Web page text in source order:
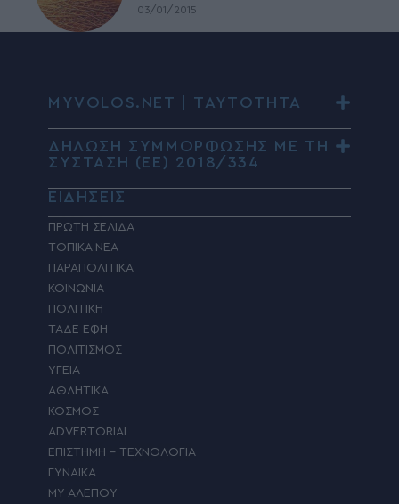
03/01/2015
MYVOLOS.NET | ΤΑΥΤΟΤΗΤΑ
ΔΗΛΩΣΗ ΣΥΜΜΟΡΦΩΣΗΣ ΜΕ ΤΗ
ΣΥΣΤΑΣΗ (ΕΕ) 2018/334
ΕΙΔΗΣΕΙΣ
ΠΡΩΤΗ ΣΕΛΙΔΑ
ΤΟΠΙΚΑ ΝΕΑ
ΠΑΡΑΠΟΛΙΤΙΚΑ
ΚΟΙΝΩΝΙΑ
ΠΟΛΙΤΙΚΗ
ΤΑΔΕ ΕΦΗ
ΠΟΛΙΤΙΣΜΟΣ
ΥΓΕΙΑ
ΑΘΛΗΤΙΚΑ
ΚΟΣΜΟΣ
ADVERTORIAL
ΕΠΙΣΤΗΜΗ – ΤΕΧΝΟΛΟΓΙΑ
ΓΥΝΑΙΚΑ
MY ΑΛΕΠΟΥ